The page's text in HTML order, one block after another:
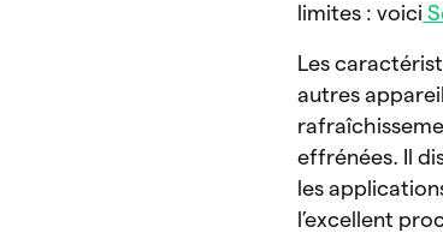
limites : voici
Les
autres
effrénées. Il
les
l’excellent